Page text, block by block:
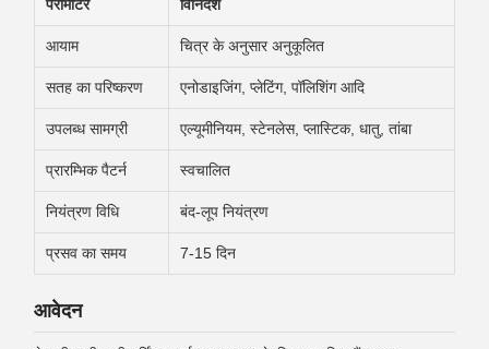
पैरामीटर विनिर्देश
आयाम चित्र के अनुसार अनुकूलित
सतह का परिष्करण एनोडाइजिंग, प्लेटिंग, पॉलिशिंग आदि
उपलब्ध सामग्री एल्यूमीनियम, स्टेनलेस, प्लास्टिक, धातु, तांबा
प्रारम्भिक पैटर्न स्वचालित
नियंत्रण विधि बंद-लूप नियंत्रण
प्रसव का समय 7-15 दिन
आवेदन